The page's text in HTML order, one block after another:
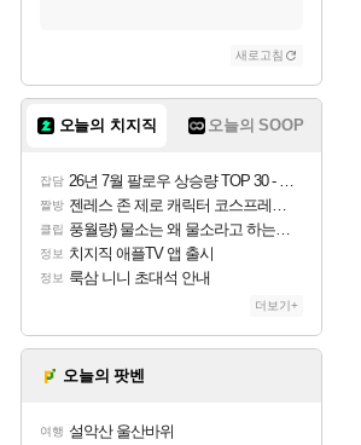
새로고침
오늘의 치지직 오늘의 SOOP
잡담 26년 7월 팔로우 상승량 TOP 30 - 월간 치지직
짤방 젠레스 존 제로 캐릭터 코스프레한 꽁주
클립 풍월량) 물소는 왜 물소라고 하는거야? 아! 그만 ㅋㅋ
정보 치지직 애플TV 앱 출시
정보 룩삼 니니 초대석 안내
더보기+
오늘의 팟벤
여행 설악산 울산바위